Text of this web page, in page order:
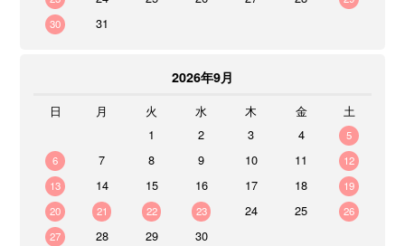
30
31
2026年9月
日 月 火 水 木 金
土
1
2 3 4
5
6
7 8 9 10 11
12
13
14 15 16 17 18
19
20
21 22 23 24 25
26
27
28 29 30